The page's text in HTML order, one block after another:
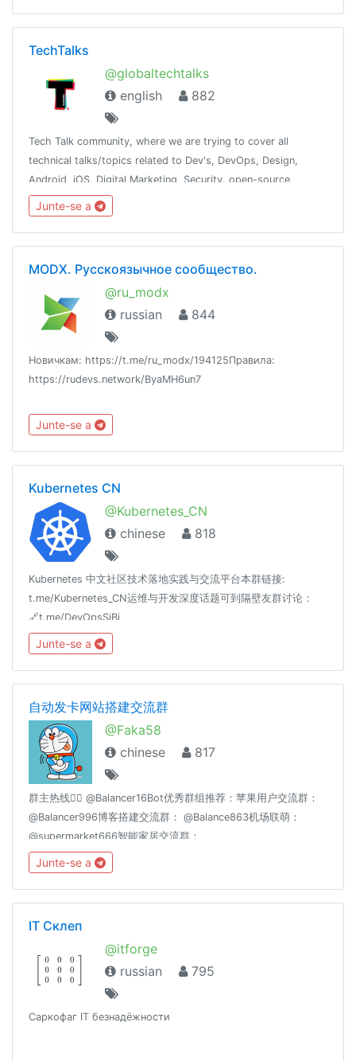
TechTalks
@globaltechtalks
english
882
Tech Talk community, where we are trying to cover all
technical talks/topics related to Dev's, DevOps, Design,
Android, iOS, Digital Marketing, Security, open-source
contribution. Inshort try to cover most of the tech domain.
Junte-se a
MODX. Русскоязычное сообщество.
@ru_modx
russian
844
Новичкам: https://t.me/ru_modx/194125Правила:
https://rudevs.network/ByaMH6un7
Junte-se a
Kubernetes CN
@Kubernetes_CN
chinese
818
Kubernetes 中文社区技术落地实践与交流平台本群链接:
t.me/Kubernetes_CN运维与开发深度话题可到隔壁友群讨论：
🔗t.me/DevOpsSiBi
Junte-se a
自动发卡网站搭建交流群
@Faka58
chinese
817
群主热线👉🏻 @Balancer16Bot优秀群组推荐：苹果用户交流群：
@Balancer996博客搭建交流群： @Balance863机场联萌：
@supermarket666智能家居交流群：
@homeassiant666MacOS/Hackintosh： @justice996Nas交流
群： @Nas699谷歌云|微软云|阿里云|亚马逊云|各种云☁️交流
群： @Server699分享沉淀： @theguideoftelegram
Junte-se a
IT Склеп
@itforge
russian
795
Саркофаг IT безнадёжности